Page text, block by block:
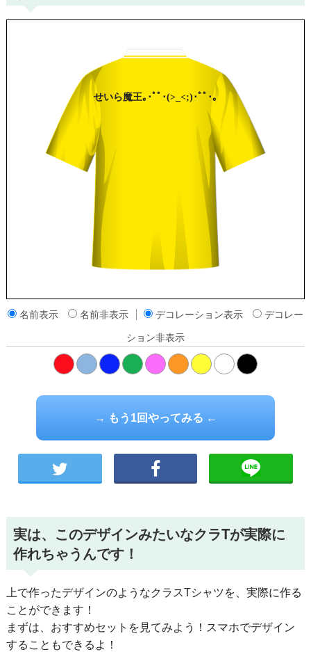
せいら魔王｡･ﾟﾟ･(>_<;)･ﾟﾟ･｡
名前表示 名前非表示 デコレーション表示 デコレー
ション非表示
→ もう1回やってみる ←
実は、このデザインみたいなクラTが実際に
作れちゃうんです！
上で作ったデザインのようなクラスTシャツを、実際に作る
ことができます！
まずは、おすすめセットを見てみよう！スマホでデザイン
することもできるよ！